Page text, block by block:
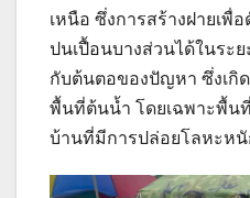
เหนือ ซึ่งการสร้างฝายเพื่
ปนเปื้อนบางส่วนได้ในระ
กับต้นตอของปัญหา ซึ่งเกิ
พื้นที่ต้นน้ำ โดยเฉพาะพื้น
บ้านที่มีการปล่อยโลหะห